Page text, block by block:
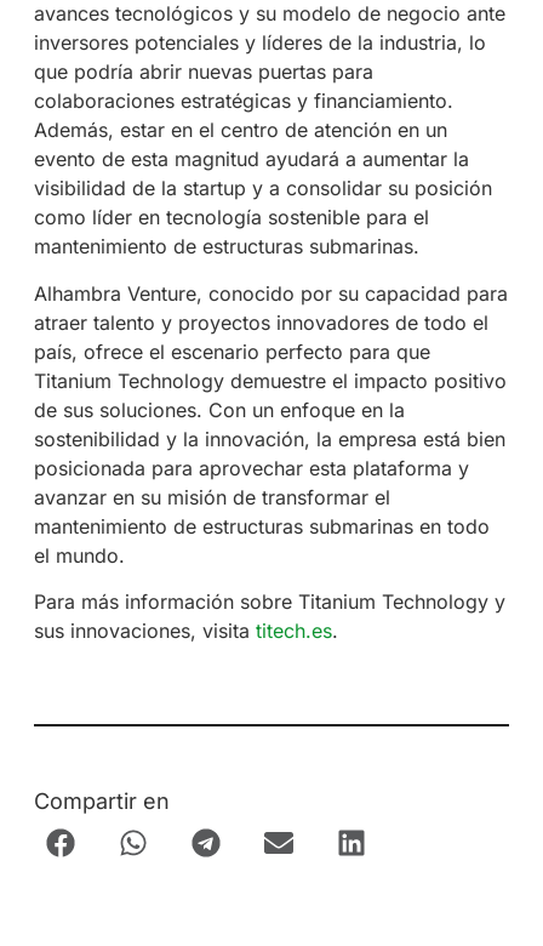
avances tecnológicos y su modelo de negocio ante
inversores potenciales y líderes de la industria, lo
que podría abrir nuevas puertas para
colaboraciones estratégicas y financiamiento.
Además, estar en el centro de atención en un
evento de esta magnitud ayudará a aumentar la
visibilidad de la startup y a consolidar su posición
como líder en tecnología sostenible para el
mantenimiento de estructuras submarinas.
Alhambra Venture, conocido por su capacidad para
atraer talento y proyectos innovadores de todo el
país, ofrece el escenario perfecto para que
Titanium Technology demuestre el impacto positivo
de sus soluciones. Con un enfoque en la
sostenibilidad y la innovación, la empresa está bien
posicionada para aprovechar esta plataforma y
avanzar en su misión de transformar el
mantenimiento de estructuras submarinas en todo
el mundo.
Para más información sobre Titanium Technology y
sus innovaciones, visita titech.es.
Compartir en